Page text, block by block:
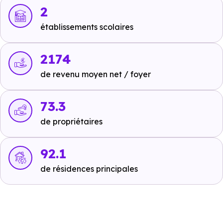
Ecoles :
à 783 m, soit 2 min en voiture ou à
696 m, soit 8 min à pied
833 m, soit 10 min à pied
Ecole primaire
833 m, soit 10 min à pied
2
établissements scolaires
2174
de revenu moyen net / foyer
73.3
de propriétaires
92.1
de résidences principales